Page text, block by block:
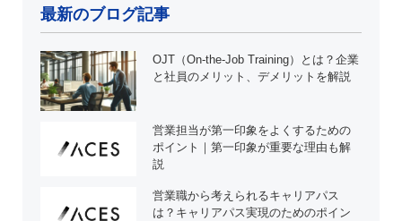
最新のブログ記事
OJT（On-the-Job Training）とは？企業
と社員のメリット、デメリットを解説
営業担当が第一印象をよくするための
ポイント｜第一印象が重要な理由も解
説
営業職から考えられるキャリアパス
は？キャリアパス実現のためのポイン